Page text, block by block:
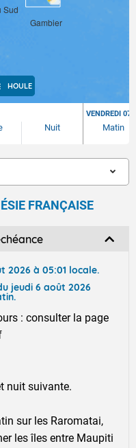
HOULE
Gambier
Sud
Nuit
VENDREDI 07
Matin
FRANÇAISE
2026 à 05:01 locale.
jeudi 6 août 2026
: consulter la page
nuit suivante.
sur les Raromatai,
les îles entre Maupiti